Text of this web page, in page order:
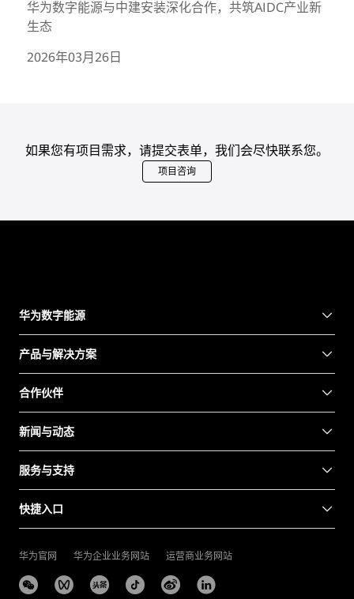
华为数字能源与中建安装深化合作，共筑AIDC产业新
生态
2026年03月26日
如果您有项目需求，请提交表单，我们会尽快联系您。
项目咨询
华为数字能源
产品与解决方案
合作伙伴
新闻与动态
服务与支持
快捷入口
华为官网 华为企业业务网站 运营商业务网站